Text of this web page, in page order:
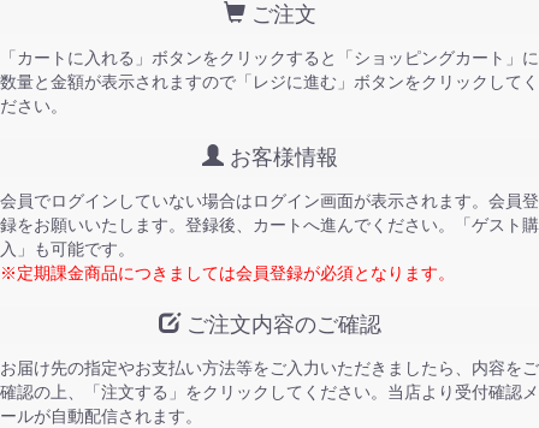
ご注文
「カートに入れる」ボタンをクリックすると「ショッピングカート」に
数量と金額が表示されますので「レジに進む」ボタンをクリックしてく
ださい。
お客様情報
会員でログインしていない場合はログイン画面が表示されます。会員登
録をお願いいたします。登録後、カートへ進んでください。「ゲスト購
入」も可能です。
※定期課金商品につきましては会員登録が必須となります。
ご注文内容のご確認
お届け先の指定やお支払い方法等をご入力いただきましたら、内容をご
確認の上、「注文する」をクリックしてください。当店より受付確認メ
ールが自動配信されます。